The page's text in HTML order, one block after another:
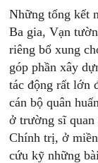
Những tổng kết
Ba gia, Vạn
riêng bổ xung
góp phần xây
tác động rất lớn
cán bộ quân
ở trường sĩ quan
Chính trị, ở
cứu kỹ những